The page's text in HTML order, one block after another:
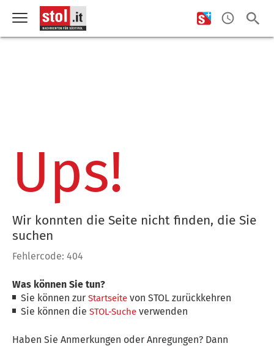
Ups!
Wir konnten die Seite nicht finden, die Sie
suchen
Fehlercode: 404
Was können Sie tun?
Sie können zurStartseite von STOL zurückkehren
Sie können dieSTOL-Suche verwenden
Haben Sie Anmerkungen oder Anregungen? Dann